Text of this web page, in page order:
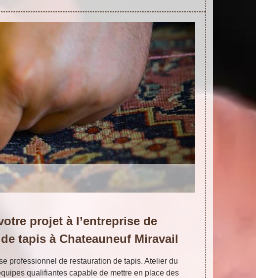
projet à l’entreprise de
tapis à Chateauneuf Miravail
professionnel de restauration de tapis. Atelier du
qualifiantes capable de mettre en place des